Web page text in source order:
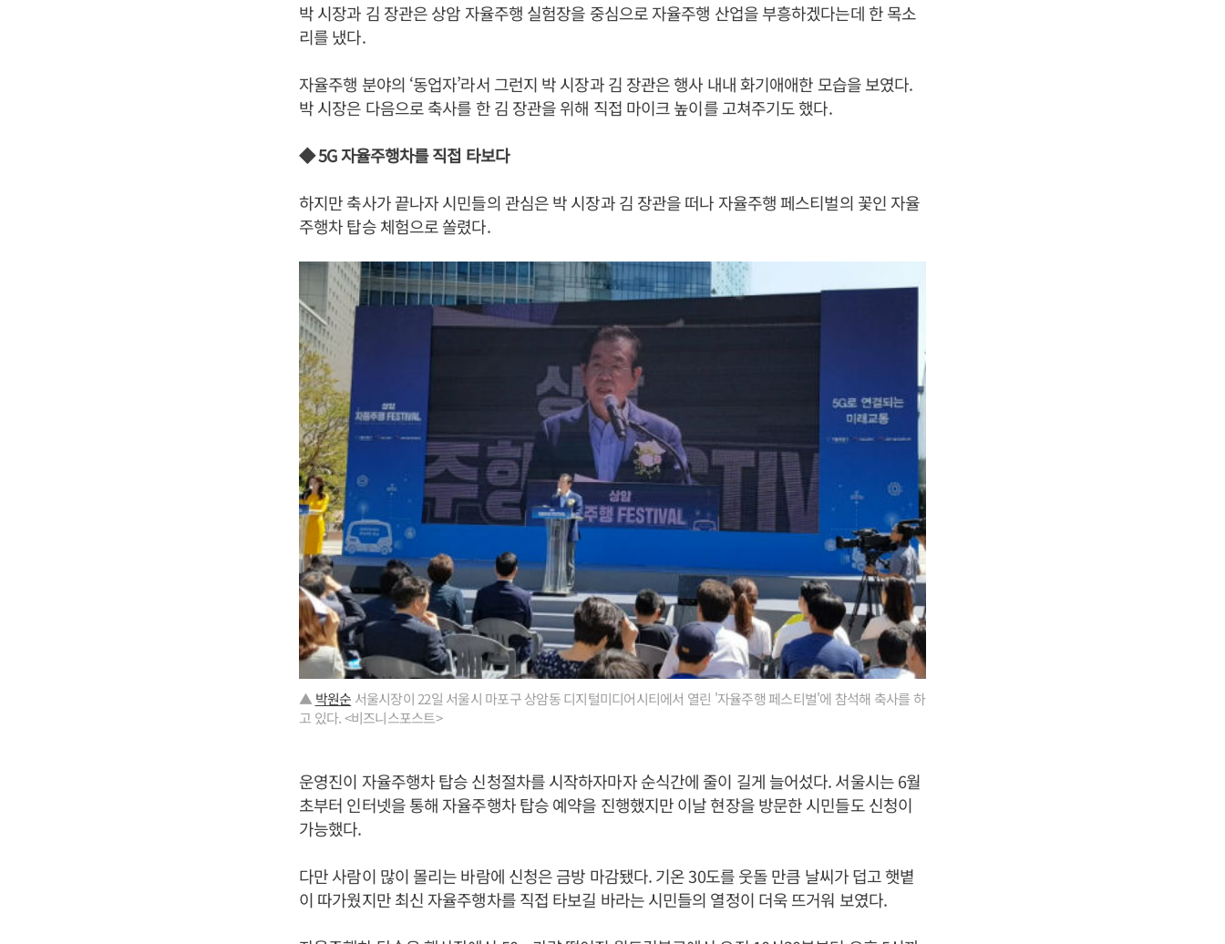
박 시장과 김 장관은 상암 자율주행 실험장을 중심으로 자율주행 산업을 부흥하겠다는데 한 목소
리를 냈다.
자율주행 분야의 ‘동업자’라서 그런지 박 시장과 김 장관은 행사 내내 화기애애한 모습을 보였다.
박 시장은 다음으로 축사를 한 김 장관을 위해 직접 마이크 높이를 고쳐주기도 했다.
◆ 5G 자율주행차를 직접 타보다
하지만 축사가 끝나자 시민들의 관심은 박 시장과 김 장관을 떠나 자율주행 페스티벌의 꽃인 자율
주행차 탑승 체험으로 쏠렸다.
▲박원순 서울시장이 22일 서울시 마포구 상암동 디지털미디어시티에서 열린 '자율주행 페스티벌'에 참석해 축사를 하
고 있다. <비즈니스포스트>
운영진이 자율주행차 탑승 신청절차를 시작하자마자 순식간에 줄이 길게 늘어섰다. 서울시는 6월
초부터 인터넷을 통해 자율주행차 탑승 예약을 진행했지만 이날 현장을 방문한 시민들도 신청이
가능했다.
다만 사람이 많이 몰리는 바람에 신청은 금방 마감됐다. 기온 30도를 웃돌 만큼 날씨가 덥고 햇볕
이 따가웠지만 최신 자율주행차를 직접 타보길 바라는 시민들의 열정이 더욱 뜨거워 보였다.